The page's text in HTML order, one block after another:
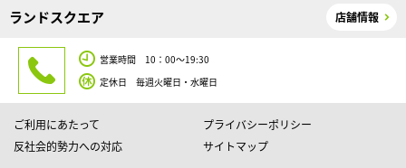
ランドスクエア 店舗情報
営業時間 10：00～19:30
定休日 毎週火曜日・水曜日
ご利用にあたって
プライバシーポリシー
反社会的勢力への対応
サイトマップ